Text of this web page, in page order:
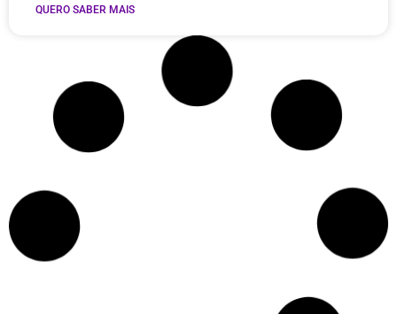
QUERO SABER MAIS
Financiamento de Veículos para
Negativados: Conquiste o Seu sem
QUERO SABER MAIS